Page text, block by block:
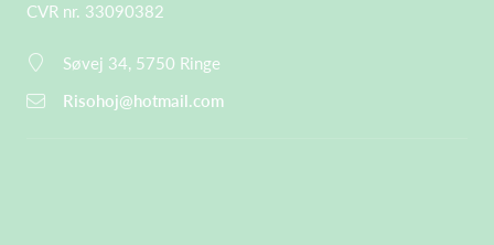
CVR nr. 33090382
Søvej 34, 5750 Ringe
Risohoj@hotmail.com